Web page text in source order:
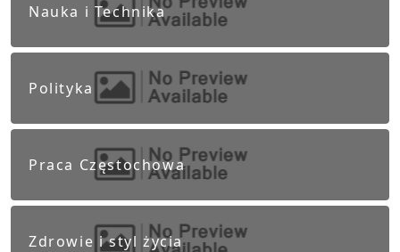
Nauka i Technika
Polityka
Praca Częstochowa
Zdrowie i styl życia